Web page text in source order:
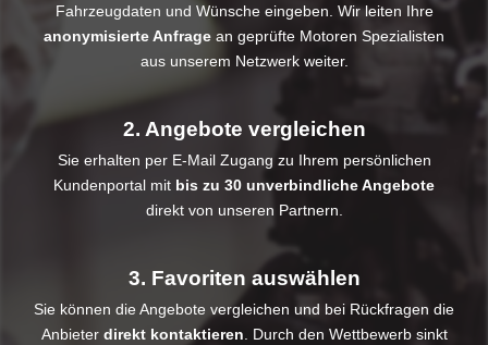
Fahrzeugdaten und Wünsche eingeben. Wir leiten Ihre
anonymisierte Anfrage an geprüfte Motoren Spezialisten
aus unserem Netzwerk weiter.
2. Angebote vergleichen
Sie erhalten per E-Mail Zugang zu Ihrem persönlichen
Kundenportal mit bis zu 30 unverbindliche Angebote
direkt von unseren Partnern.
3. Favoriten auswählen
Sie können die Angebote vergleichen und bei Rückfragen die
Anbieter direkt kontaktieren . Durch den Wettbewerb sinkt